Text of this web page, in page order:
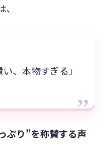
、本物すぎる」
ぷり”を称賛する声